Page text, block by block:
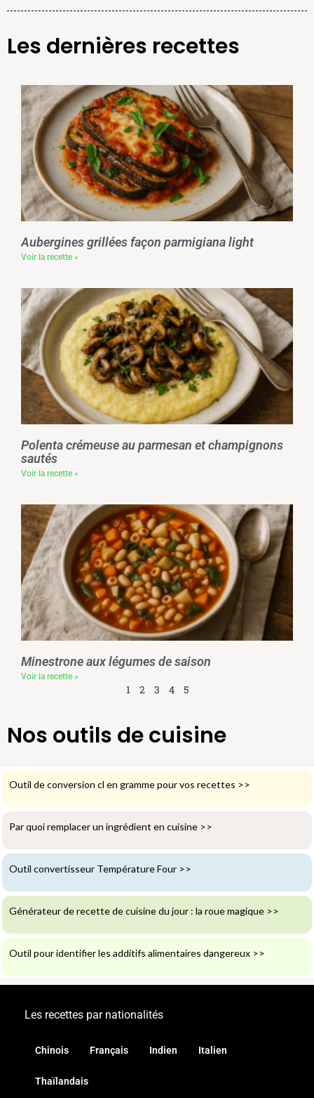
Les dernières recettes
Aubergines grillées façon parmigiana light
Voir la recette »
Polenta crémeuse au parmesan et champignons
sautés
Voir la recette »
Minestrone aux légumes de saison
Voir la recette »
1 2 3 4 5
Nos outils de cuisine
Outil de conversion cl en gramme pour vos recettes >>
Par quoi remplacer un ingrédient en cuisine >>
Outil convertisseur Température Four >>
Générateur de recette de cuisine du jour : la roue magique >>
Outil pour identifier les additifs alimentaires dangereux >>
Les recettes par nationalités
Chinois Français Indien Italien
Thaïlandais